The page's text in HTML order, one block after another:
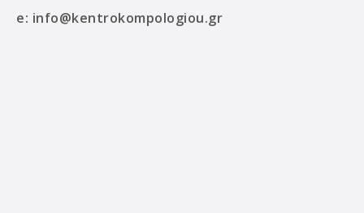
e: info@kentrokompologiou.gr